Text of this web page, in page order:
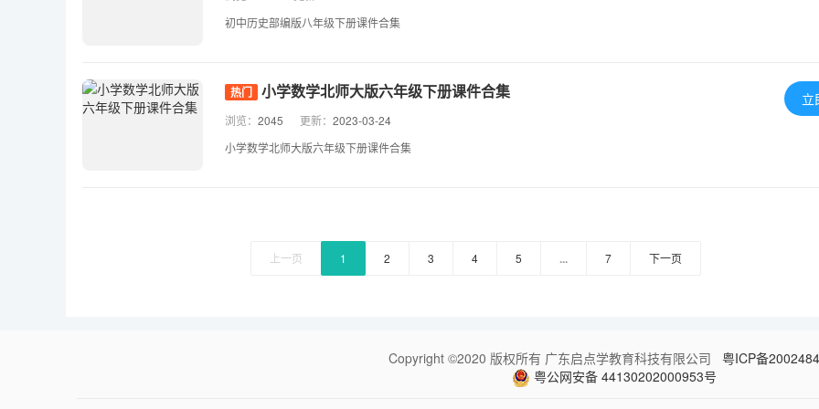
初中历史部编版八年级下册课件合集
热门 小学数学北师大版六年级下册课件合集
浏览： 2045 更新： 2023-03-24
小学数学北师大版六年级下册课件合集
立
上一页 1 2 3 4 5 ... 7 下一页
Copyright ©2020 版权所有 广东启点学教育科技有限公司 粤ICP备
粤公网安备 44130202000953号